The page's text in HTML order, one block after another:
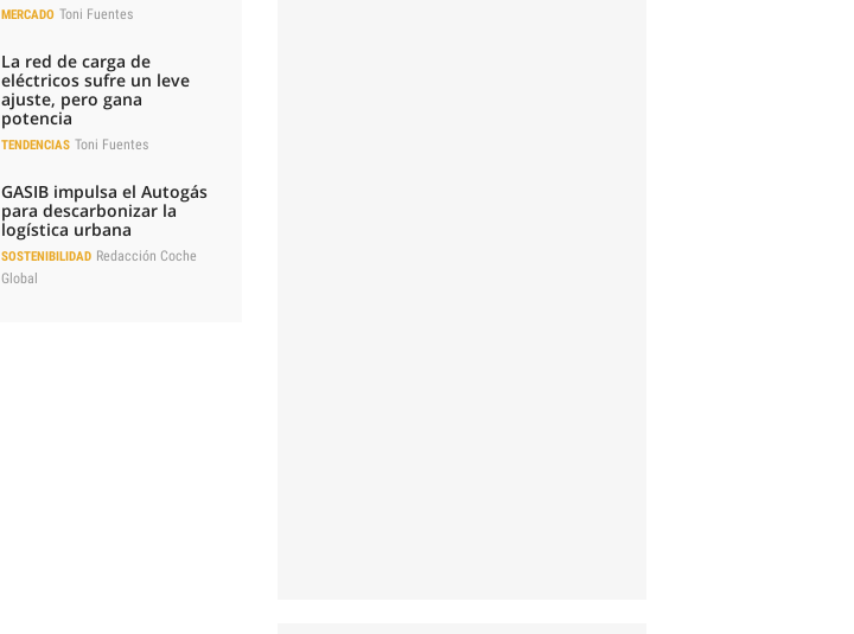
MERCADO Toni Fuentes
La red de carga de
eléctricos sufre un leve
ajuste, pero gana
potencia
TENDENCIAS Toni Fuentes
GASIB impulsa el Autogás
para descarbonizar la
logística urbana
SOSTENIBILIDAD Redacción Coche
Global